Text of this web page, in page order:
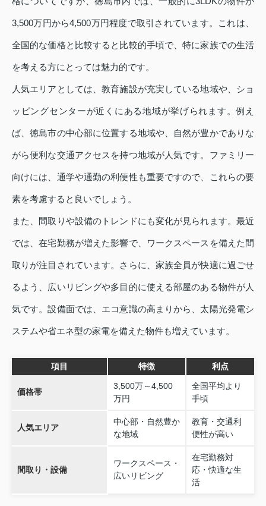
3,500万円から4,500万円程度で取引されています。これは、
全国的な価格と比較すると比較的手頃で、特に家族での生活
を考える方にとっては魅力的です。
人気エリアとしては、教育施設が充実している地域や、ショ
ッピングセンターが近くにある地域が挙げられます。例え
ば、徳島市の中心部に位置する地域や、自然が豊かでありな
がら便利な交通アクセスを持つ地域が人気です。ファミリー
向けには、通学や通勤の利便性も重要ですので、これらの要
素を考慮すると良いでしょう。
また、間取りや設備のトレンドにも変化が見られます。最近
では、在宅勤務が増えた影響で、ワークスペースを備えた間
取りが注目されています。さらに、家族全員が快適に過ごせ
るよう、広いリビングや多目的に使える部屋のある物件が人
気です。設備面では、エコ意識の高まりから、太陽光発電シ
ステムや省エネ型の家電を備えた物件も増えています。
項目 特徴 利点
価格帯
3,500万～4,500
万円
全国平均より
手頃
人気エリア
中心部・自然豊か
な地域
教育・交通利
便性が高い
間取り・設備
ワークスペース・
広いリビング
在宅勤務対
応・快適な生
活